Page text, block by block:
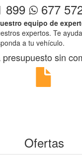
899 677
equipo de
expertos. Te
a tu vehículo.
presupuesto sin
Ofertas